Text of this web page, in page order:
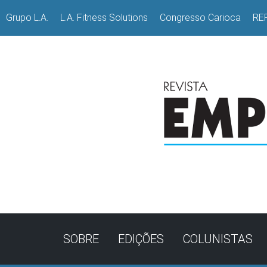
Grupo L.A. L.A. Fitness Solutions Congresso Carioca
SOBRE EDIÇÕES COLUNISTAS